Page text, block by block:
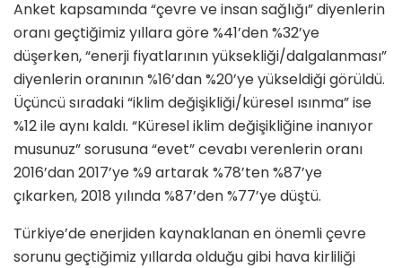
Anket kapsamında “çevre ve insan sağlığı” diyenlerin
oranı geçtiğimiz yıllara göre %41’den %32’ye
düşerken, “enerji fiyatlarının yüksekliği/dalgalanması”
diyenlerin oranının %16’dan %20’ye yükseldiği görüldü.
Üçüncü sıradaki “iklim değişikliği/küresel ısınma” ise
%12 ile aynı kaldı. “Küresel iklim değişikliğine inanıyor
musunuz” sorusuna “evet” cevabı verenlerin oranı
2016’dan 2017’ye %9 artarak %78’ten %87’ye
çıkarken, 2018 yılında %87’den %77’ye düştü.
Türkiye’de enerjiden kaynaklanan en önemli çevre
sorunu geçtiğimiz yıllarda olduğu gibi hava kirliliği